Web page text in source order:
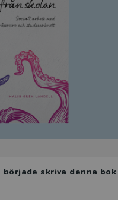
skriva denna